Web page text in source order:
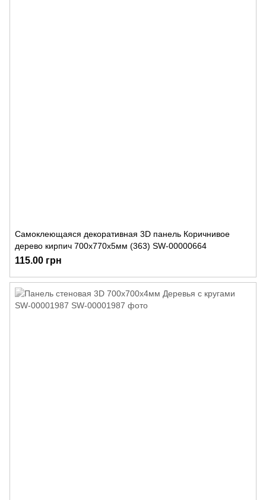
Самоклеющаяся декоративная 3D панель Коричнивое
дерево кирпич 700x770x5мм (363) SW-00000664
115.00 грн